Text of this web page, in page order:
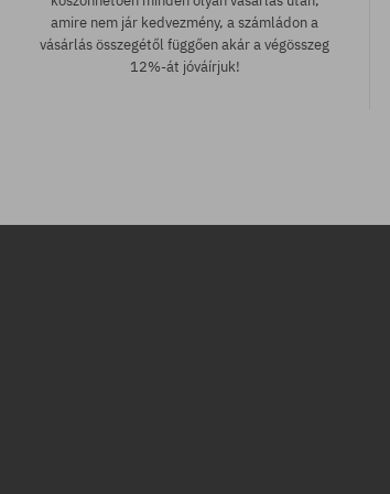
amire nem jár kedvezmény, a számládon a
vásárlás összegétől függően akár a végösszeg
12%-át jóváírjuk!